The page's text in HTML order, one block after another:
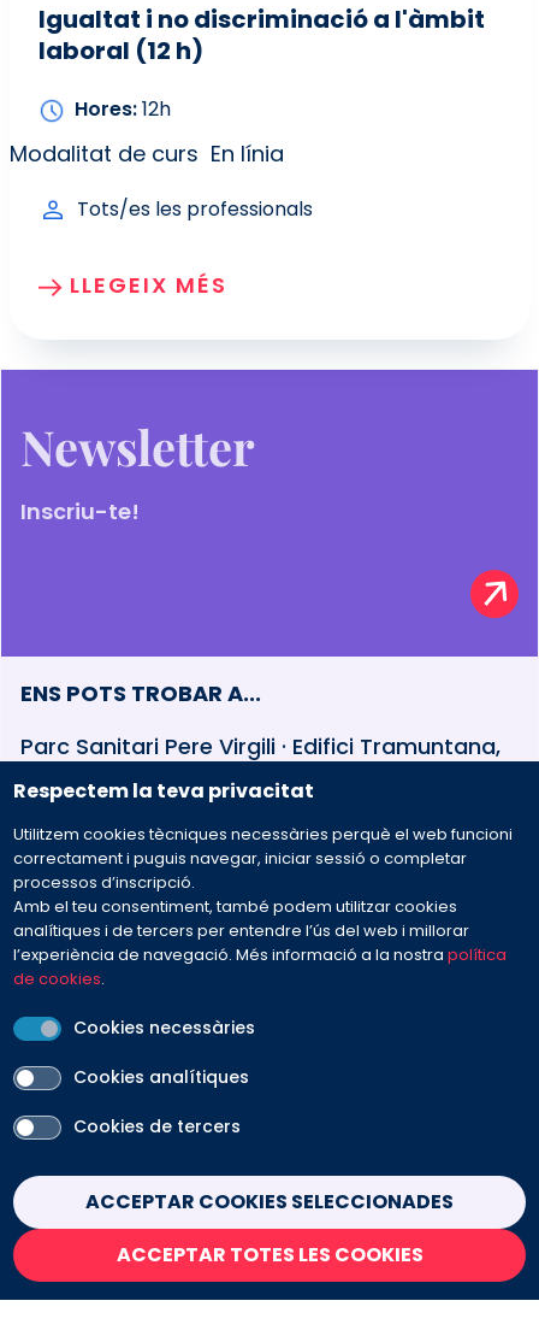
Respectem la teva privacitat
Utilitzem cookies tècniques necessàries perquè el web funcioni
correctament i puguis navegar, iniciar sessió o completar
processos d’inscripció.
Amb el teu consentiment, també podem utilitzar cookies
analítiques i de tercers per entendre l’ús del web i millorar
l’experiència de navegació. Més informació a la nostrapolítica
de cookies.
Cookies necessàries
Cookies analítiques
Cookies de tercers
ACCEPTAR COOKIES SELECCIONADES
ACCEPTAR TOTES LES COOKIES
Withdraw consent
Igualtat i no discriminació a l'àmbit
laboral (12 h)
Hores 12h
Modalitat de curs En línia
Tots/es les professionals
LLEGEIX MÉS
Newsletter
Inscriu-te!
ENS POTS TROBAR A...
Parc Sanitari Pere Virgili · Edifici Tramuntana,
baixos Esteve Terradas, 30 · 08023 Barcelona
932 594 381
Preguntes freqüents
Envia'ns el teu missatge
PEU
SEGUEIX-NOS